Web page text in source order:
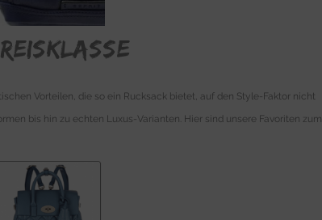
Vorteilen, die so ein Rucksack bietet, auf den Style-Faktor nicht
bis hin zu echten Luxus-Varianten. Hier sind unsere Favoriten zum